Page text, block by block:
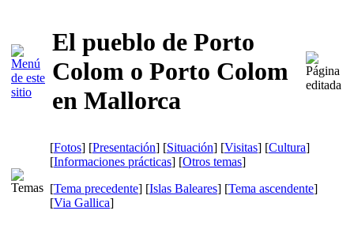
El pueblo de Porto
Colom o Porto Colom
en Mallorca
[Fotos] [Presentación] [Situación] [Visitas] [Cultura]
[Informaciones prácticas] [Otros temas]
[Tema precedente] [Islas Baleares] [Tema ascendente]
[Via Gallica]